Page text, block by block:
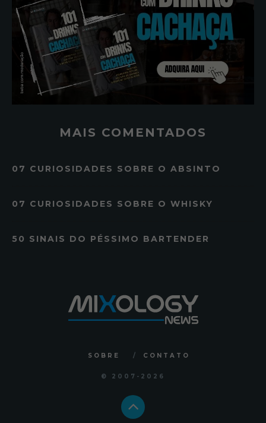
MAIS COMENTADOS
07 CURIOSIDADES SOBRE O ABSINTO
07 CURIOSIDADES SOBRE O WHISKY
50 SINAIS DO PÉSSIMO BARTENDER
SOBRE CONTATO
© 2007 -2026